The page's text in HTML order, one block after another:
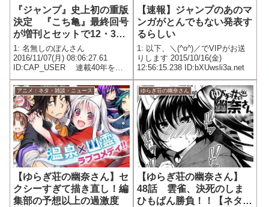
『ジャンプ』史上初の重版
決定 『こち亀』最終回号
が増刊とセットで12・31
発売
1: 名無しのぽんさん
2016/11/07(月) 08:06:27.61
ID:CAP_USER 連載40年をも
ってフィナーレを迎えた国民的
漫画『こちら葛飾区亀有公園前
派出所』の 最終話が掲載された
『週刊少年ジャンプ』42号（集
英社／今...
【速報】ジャンプのあのマ
ンガがとんでもない発表す
るらしい
1: 以下、＼(^o^)／でVIPがお送
りします 2015/10/16(金)
12:56:15.238 ID:bXUwsli3a.net
アニメ：ネタ・雑談・ニュース
【ゆらぎ荘の幽奈さん】セ
クシーすぎて描き直し！編
集部の予想以上の過激度
ゆらぎ荘の幽奈さん
【ゆらぎ荘の幽奈さん】
48話 雲雀、決死のしま
ひもぱん勝負！！【ネタバ